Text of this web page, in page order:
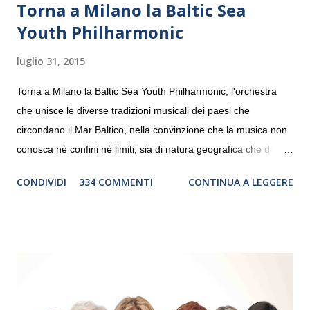
Torna a Milano la Baltic Sea
Youth Philharmonic
luglio 31, 2015
Torna a Milano la Baltic Sea Youth Philharmonic, l'orchestra
che unisce le diverse tradizioni musicali dei paesi che
circondano il Mar Baltico, nella convinzione che la musica non
conosca né confini né limiti, sia di natura geografica che di
debutterà il 10 settembre a Heiden, in Germania, e toccherà, in
“Settembre dell’Accademia” dove si esibirà per il secondo anno
CONDIVIDI 334 COMMENTI CONTINUA A LEGGERE